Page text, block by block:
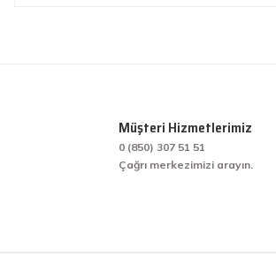
Müşteri Hizmetlerimiz
0 (850) 307 51 51
Çağrı merkezimizi arayın.